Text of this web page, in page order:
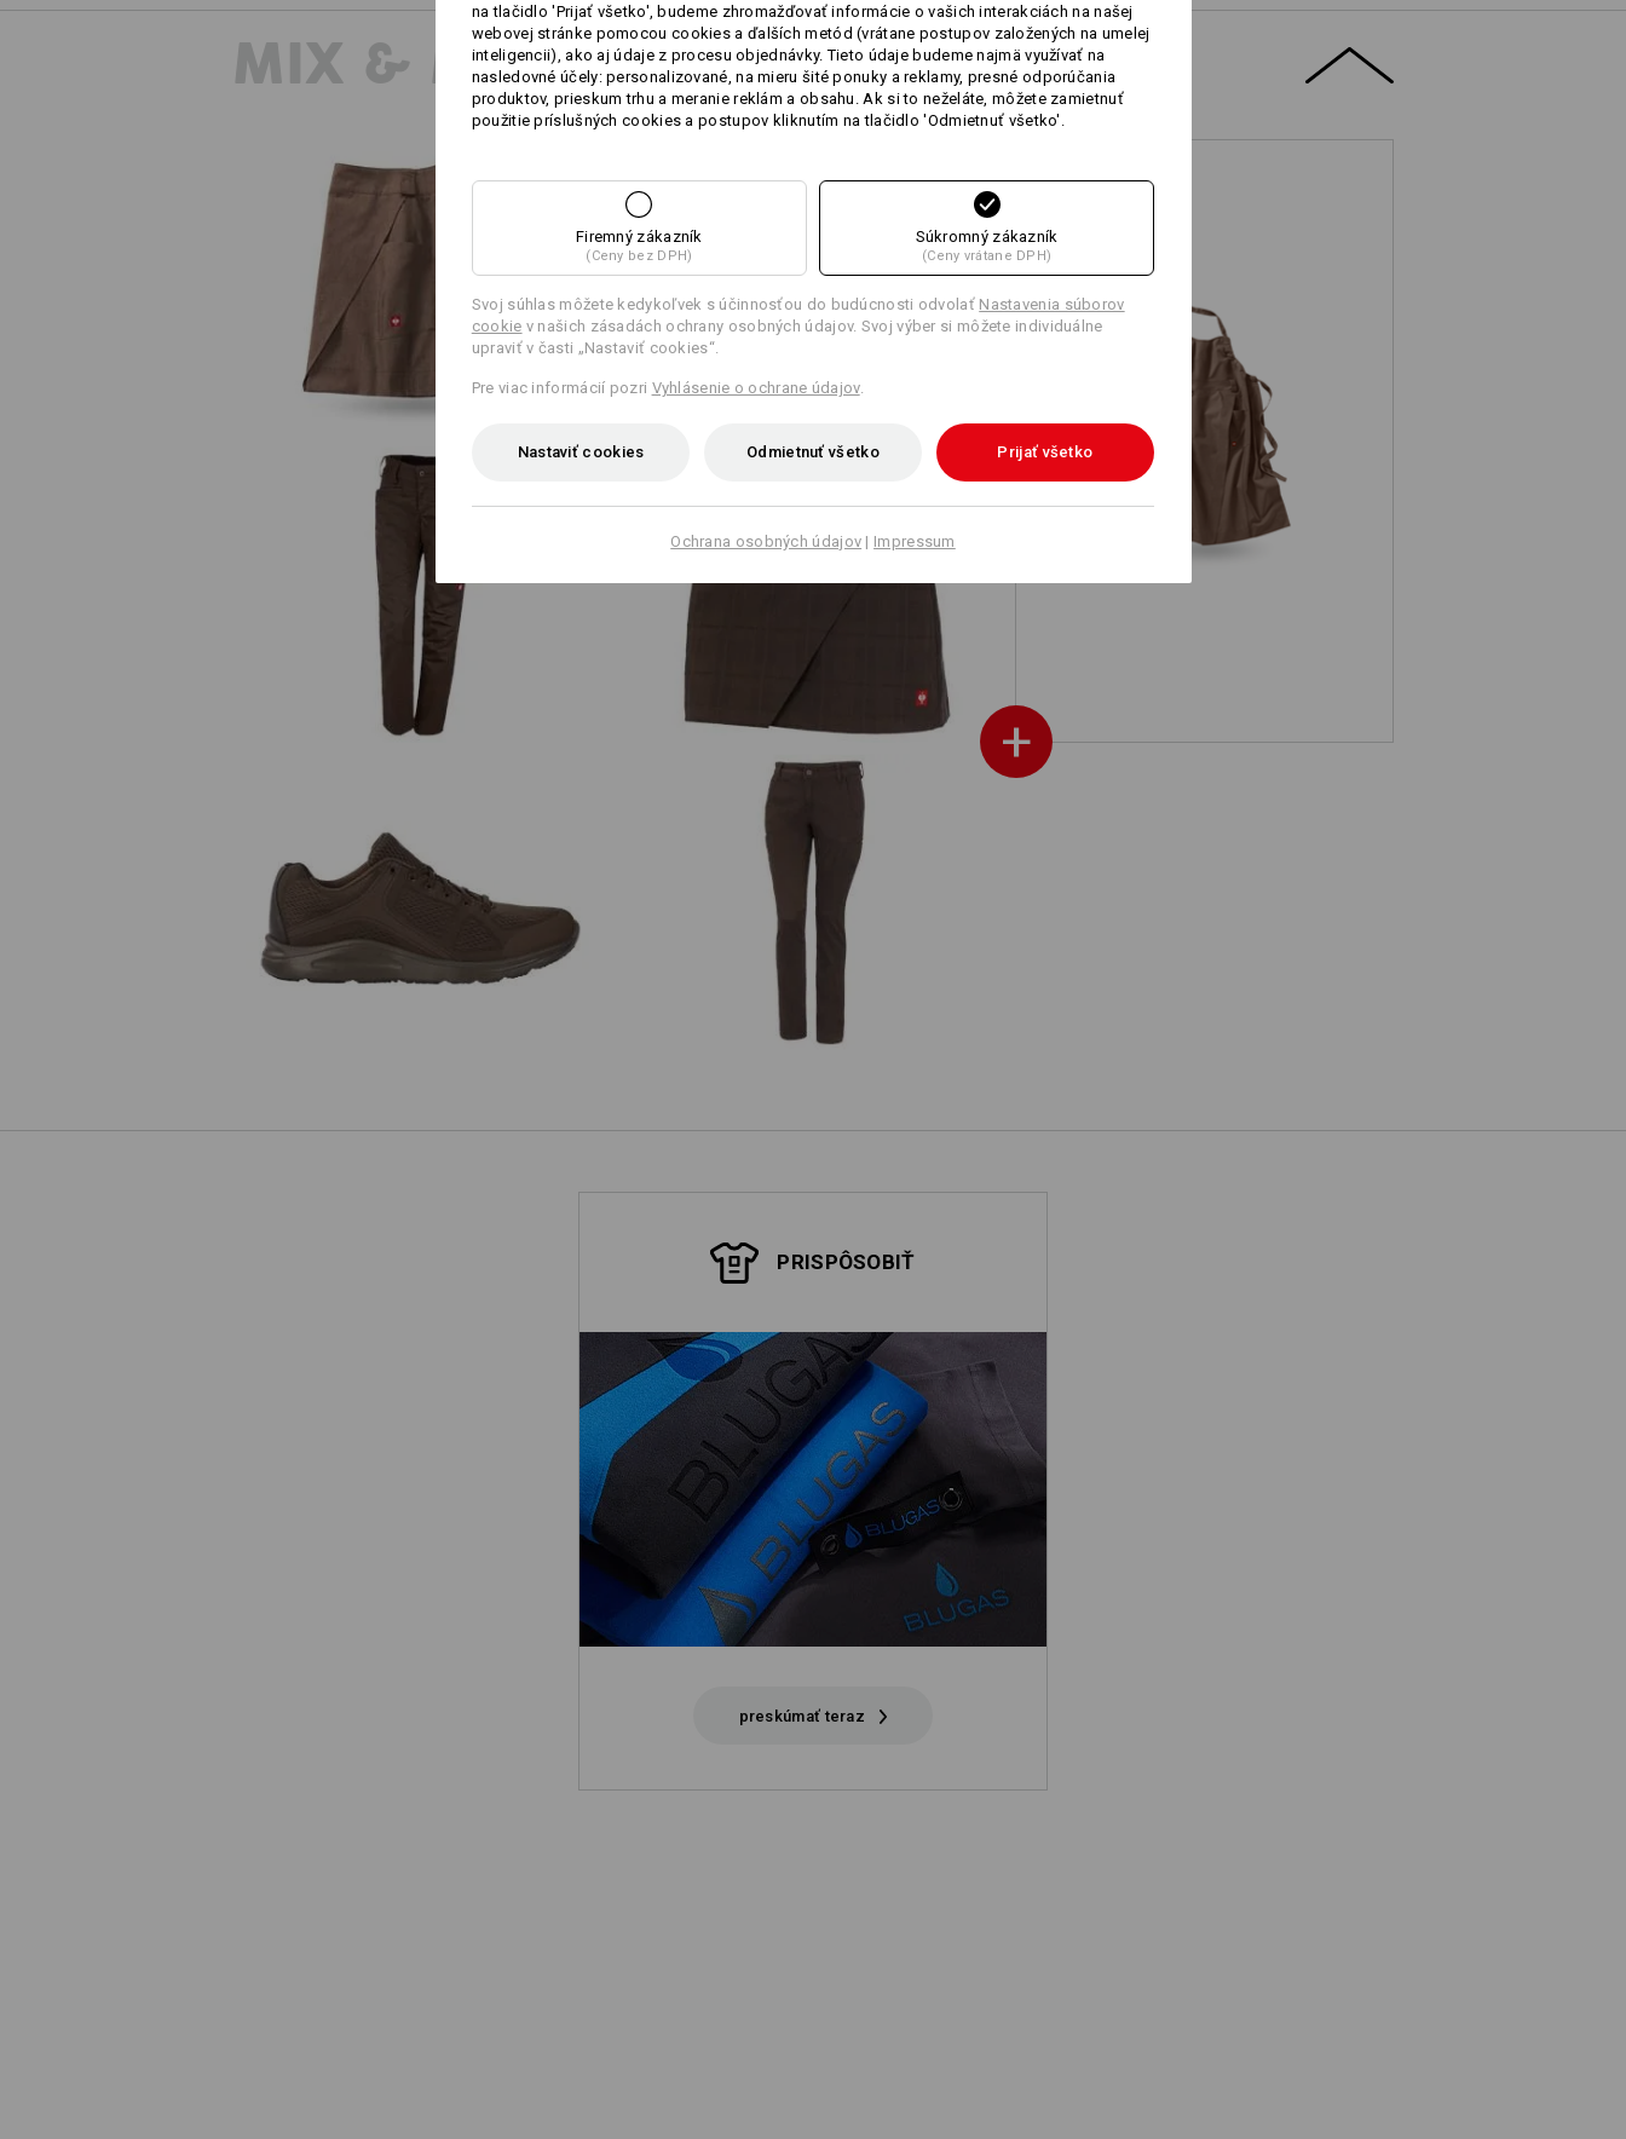
MIX & MATCH
Zástera s náprsenkou e.s.fusion,
dámska
+
Zástera e.s.fusion, dámska
Pracovné nohavice e.s. pocket,
dámske
Pracovné nohavice e.s. base, dámske Profesionálna sukňa e.s.fusion
e.s. O1 pracovná obuv Asterope Pracovné nohavice e.s. chino, dámske
PRISPÔSOBIŤ
preskúmať teraz
na tlačidlo 'Prijať všetko', budeme zhromažďovať informácie o vašich interakciách na našej
webovej stránke pomocou cookies a ďalších metód (vrátane postupov založených na umelej
inteligencii), ako aj údaje z procesu objednávky. Tieto údaje budeme najmä využívať na
nasledovné účely: personalizované, na mieru šité ponuky a reklamy, presné odporúčania
produktov, prieskum trhu a meranie reklám a obsahu. Ak si to neželáte, môžete zamietnuť
použitie príslušných cookies a postupov kliknutím na tlačidlo 'Odmietnuť všetko'.
Firemný zákazník
(Ceny bez DPH)
Súkromný zákazník
(Ceny vrátane DPH)
Svoj súhlas môžete kedykoľvek s účinnosťou do budúcnosti odvolať Nastavenia súborov
cookie v našich zásadách ochrany osobných údajov. Svoj výber si môžete individuálne
upraviť v časti „Nastaviť cookies“.
Pre viac informácií pozri Vyhlásenie o ochrane údajov.
Nastaviť cookies Odmietnuť všetko Prijať všetko
Ochrana osobných údajov | Impressum